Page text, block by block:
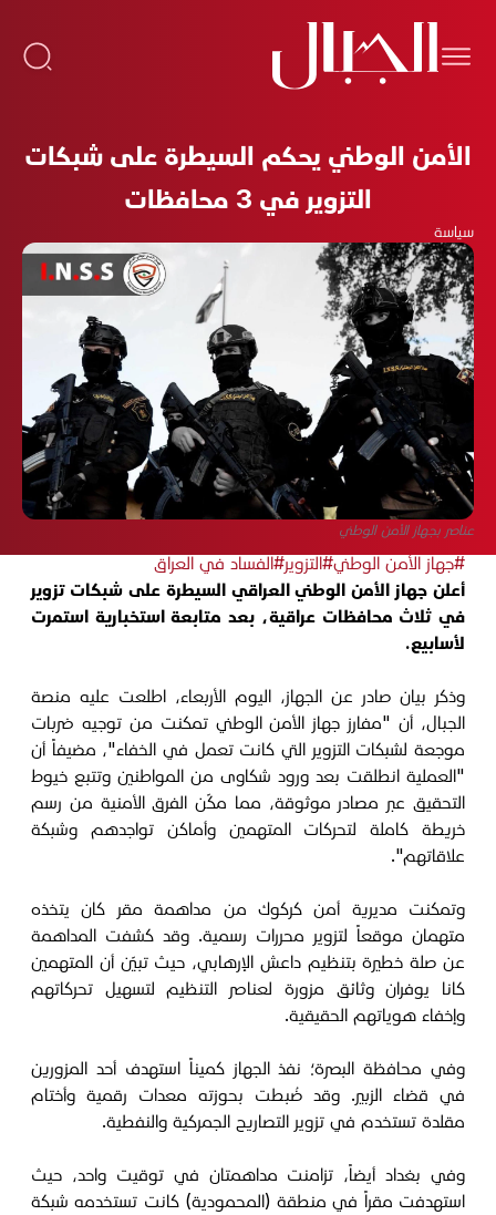
الأمن الوطني يحكم السيطرة على شبكات
التزوير في 3 محافظات
سياسة
عناصر بجهاز الأمن الوطني
#جهاز الأمن الوطني#التزوير#الفساد في العراق
أعلن جهاز الأمن الوطني العراقي السيطرة على شبكات تزوير
في ثلاث محافظات عراقية، بعد متابعة استخبارية استمرت
لأسابيع.
وذكر بيان صادر عن الجهاز، اليوم الأربعاء، اطلعت عليه منصة
الجبال، أن "مفارز جهاز الأمن الوطني تمكنت من توجيه ضربات
موجعة لشبكات التزوير التي كانت تعمل في الخفاء"، مضيفاً أن
"العملية انطلقت بعد ورود شكاوى من المواطنين وتتبع خيوط
التحقيق عبر مصادر موثوقة، مما مكّن الفرق الأمنية من رسم
خريطة كاملة لتحركات المتهمين وأماكن تواجدهم وشبكة
علاقاتهم".
وتمكنت مديرية أمن كركوك من مداهمة مقر كان يتخذه
متهمان موقعاً لتزوير محررات رسمية. وقد كشفت المداهمة
عن صلة خطيرة بتنظيم داعش الإرهابي، حيث تبيّن أن المتهمين
كانا يوفران وثائق مزورة لعناصر التنظيم لتسهيل تحركاتهم
وإخفاء هوياتهم الحقيقية.
وفي محافظة البصرة؛ نفذ الجهاز كميناً استهدف أحد المزورين
في قضاء الزبير. وقد ضُبطت بحوزته معدات رقمية وأختام
مقلدة تستخدم في تزوير التصاريح الجمركية والنفطية.
وفي بغداد أيضاً، تزامنت مداهمتان في توقيت واحد، حيث
استهدفت مقراً في منطقة (المحمودية) كانت تستخدمه شبكة